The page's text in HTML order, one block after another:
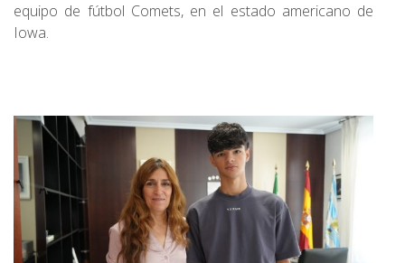
equipo de fútbol Comets, en el estado americano de
Iowa.